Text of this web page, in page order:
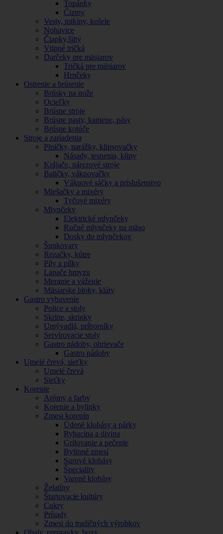
Topánky
Čizmy
Vesty, mikiny, košele
Nohavice
Čiapky,šilty
Vtipné tričká
Darčeky pre mäsiarov
Tričká pre mäsiarov
Hrnčeky
Ostrenie a brúsenie
Brúsky na nože
Ocieľky
Brúsne stroje
Brúsne pasty, kamene, pásy
Brúsne kotúče
Stroje a zariadenia
Plničky, narážky, klipsovačky
Násady, tesnenia, klipy
Krájače, nárezové stroje
Baličky, vákuovačky
Vákuové sáčky a príslušenstvo
Miešačky a mixéry
Tyčové mixéry
Mlynčeky
Elektrické mlynčeky
Ručné mlynčeky na mäso
Dosky do mlynčekov
Šunkovary
Rezačky, kútre
Píly a pílky
Lapače hmyzu
Meranie a váženie
Mäsiarske bloky, kláty
Gastro vybavenie
Police a stoly
Skrine, skrinky
Umývadlá, príborníky
Servírovacie stoly
Gastro nádoby, ohrievače
Gastro nádoby
Umelé črevá, sieťky
Umelé črevá
Sieťky
Korenie
Arómy a farby
Korenie a bylinky
Zmesi korenín
Údené klobásy a párky
Rybacina a divina
Grilovanie a pečenie
Bylinné zmesi
Surové klobásy
Špeciality
Varené klobásy
Želatíny
Štartovacie kultúry
Cukry
Prísady
Zmesi do tradičných výrobkov
Obaly, prepravky, boxy